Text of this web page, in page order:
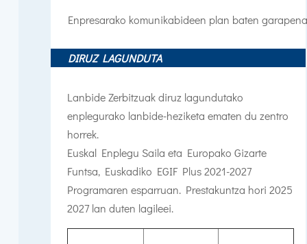
Enpresarako komunikabideen plan baten
DIRUZ LAGUNDUTA
Lanbide Zerbitzuak diruz lagundutako
enplegurako lanbide-heziketa ematen du zentro
horrek.
Euskal Enplegu Saila eta Europako Gizarte
Funtsa, Euskadiko EGIF Plus 2021-2027
Programaren esparruan. Prestakuntza hori 2025
2027 lan duten lagileei.